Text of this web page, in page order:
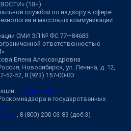
(18+)
службой по надзору в сфере
и массовых коммуникаций
СМИ ЭЛ № ФС 77—84683
ответственностью
Елена Александровна
Новосибирск, ул. Ленина, д. 12,
52-52, 8 (923) 157-00-00
ngs@shkulev.ru
и государственных
, 8 (800) 200-03-83 (доб.3)